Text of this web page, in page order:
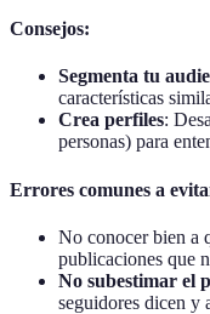
Consejos:
Segmenta tu
características
Crea perfiles:
personas) para
Errores comunes a
No conocer bien a
publicaciones que
No subestimar el
seguidores dicen y